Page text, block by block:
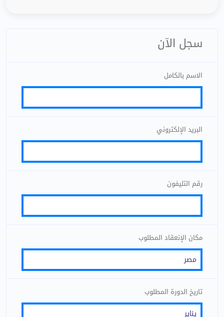
سجل الآن
الاسم بالكامل
البريد الإلكتروني
رقم التليفون
مكان الإنعقاد المطلوب
تاريخ الدورة المطلوب